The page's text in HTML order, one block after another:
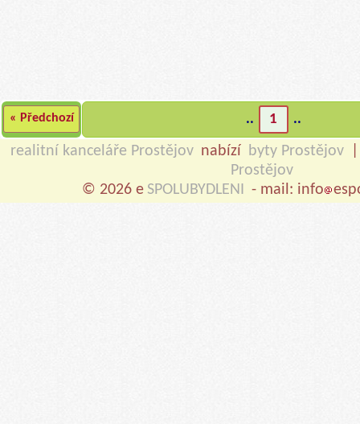
« Předchozí .. 1 ..
realitní kanceláře Prostějov nabízí byty Prostějov
Prostějov
© 2026 e SPOLUBYDLENI - mail: info